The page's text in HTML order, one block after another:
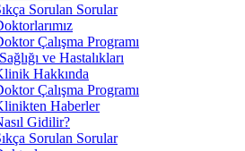
Sorulan Sorular
Çalışma Programı
ve Hastalıkları
Hakkında
Çalışma Programı
Haberler
Gidilir?
Sorulan Sorular